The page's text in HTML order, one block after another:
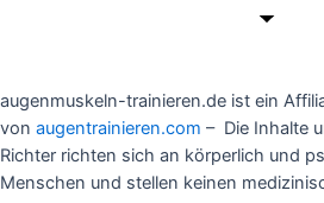
augenmuskeln-trainieren.de ist ein
von augentrainieren.com – Die Inhalte
Richter richten sich an körperlich und
Menschen und stellen keinen